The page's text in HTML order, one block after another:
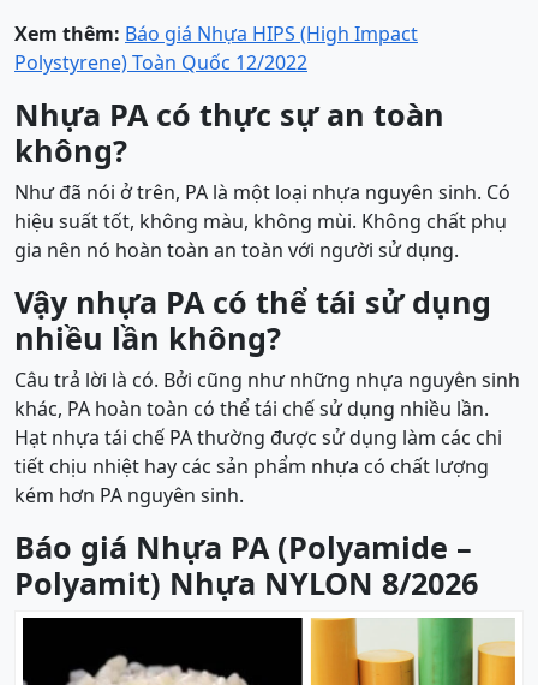
Xem thêm: Báo giá Nhựa HIPS (High Impact
Polystyrene) Toàn Quốc 12/2022
Nhựa PA có thực sự an toàn
không?
Như đã nói ở trên, PA là một loại nhựa nguyên sinh. Có
hiệu suất tốt, không màu, không mùi. Không chất phụ
gia nên nó hoàn toàn an toàn với người sử dụng.
Vậy nhựa PA có thể tái sử dụng
nhiều lần không?
Câu trả lời là có. Bởi cũng như những nhựa nguyên sinh
khác, PA hoàn toàn có thể tái chế sử dụng nhiều lần.
Hạt nhựa tái chế PA thường được sử dụng làm các chi
tiết chịu nhiệt hay các sản phẩm nhựa có chất lượng
kém hơn PA nguyên sinh.
Báo giá Nhựa PA (Polyamide –
Polyamit) Nhựa NYLON 8/2026